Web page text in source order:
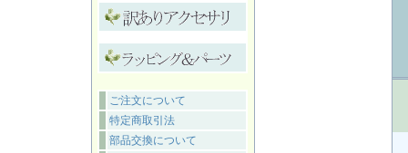
ご注文について
特定商取引法
部品交換について